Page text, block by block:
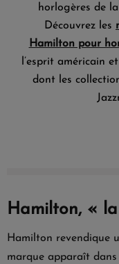
horlogères de
Découvrez les
Hamilton pour
l’esprit américain
dont les
Hamilton, «
Hamilton revendique
marque apparaît